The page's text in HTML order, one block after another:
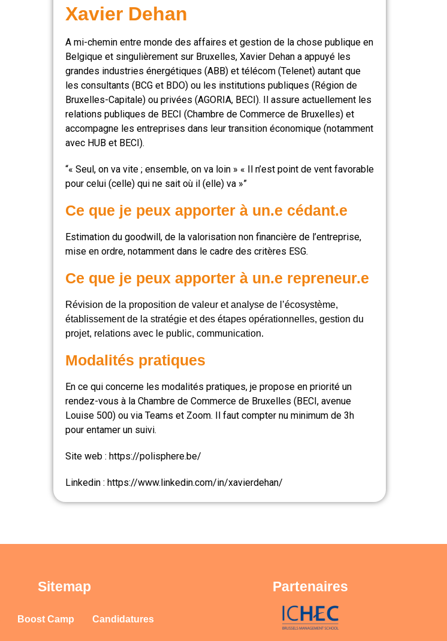
Xavier Dehan
A mi-chemin entre monde des affaires et gestion de la chose publique en
Belgique et singulièrement sur Bruxelles, Xavier Dehan a appuyé les
grandes industries énergétiques (ABB) et télécom (Telenet) autant que
les consultants (BCG et BDO) ou les institutions publiques (Région de
Bruxelles-Capitale) ou privées (AGORIA, BECI). Il assure actuellement les
relations publiques de BECI (Chambre de Commerce de Bruxelles) et
accompagne les entreprises dans leur transition économique (notamment
avec HUB et BECI).
“« Seul, on va vite ; ensemble, on va loin » « Il n’est point de vent favorable
pour celui (celle) qui ne sait où il (elle) va »”
Ce que je peux apporter à un.e cédant.e
Estimation du goodwill, de la valorisation non financière de l’entreprise,
mise en ordre, notamment dans le cadre des critères ESG.
Ce que je peux apporter à un.e repreneur.e
Révision de la proposition de valeur et analyse de l’écosystème,
établissement de la stratégie et des étapes opérationnelles, gestion du
projet, relations avec le public, communication.
Modalités pratiques
En ce qui concerne les modalités pratiques, je propose en priorité un
rendez-vous à la Chambre de Commerce de Bruxelles (BECI, avenue
Louise 500) ou via Teams et Zoom. Il faut compter nu minimum de 3h
pour entamer un suivi.
Site web : https://polisphere.be/
Linkedin : https://www.linkedin.com/in/xavierdehan/
Sitemap
Boost Camp Candidatures
Partenaires